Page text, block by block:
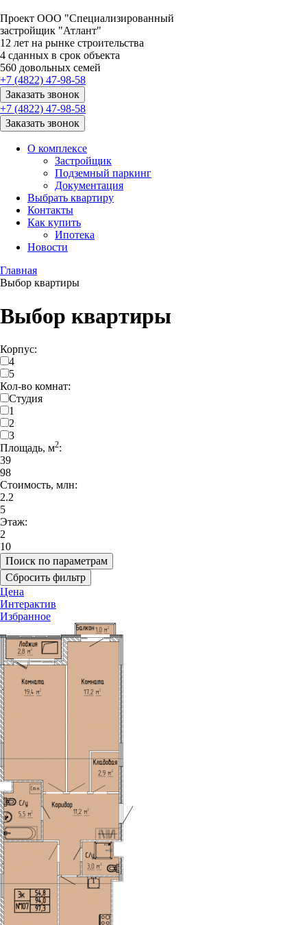
Проект ООО "Специализированный
застройщик "Атлант"
12 лет на рынке строительства
4 сданных в срок объекта
560 довольных семей
+7 (4822) 47-98-58
Заказать звонок
+7 (4822) 47-98-58
Заказать звонок
О комплексе
Застройщик
Подземный паркинг
Документация
Выбрать квартиру
Контакты
Как купить
Ипотека
Новости
Главная
Выбор квартиры
Выбор квартиры
Корпус:
4
5
Кол-во комнат:
Студия
1
2
3
Площадь, м2:
39
98
Стоимость, млн:
2.2
5
Этаж:
2
10
Поиск по параметрам
Сбросить фильтр
Цена
Интерактив
Избранное